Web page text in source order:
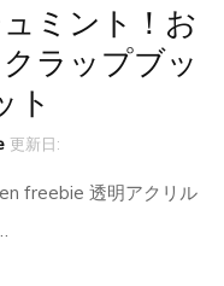
ミント！お
ラップブッ
ト
更新日:
freebie 透明アクリル